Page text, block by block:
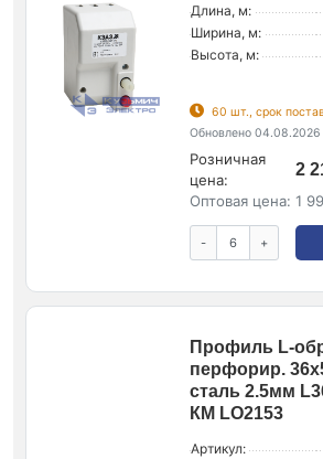
Длина, м:
Ширина, м:
Высота, м:
60 шт., срок
Обновлено 04.08.2026
Розничная
цена:
2
Оптовая цена: 1
- +
Профиль L-
перфорир.
сталь 2.5мм
КМ LO2153
Артикул: